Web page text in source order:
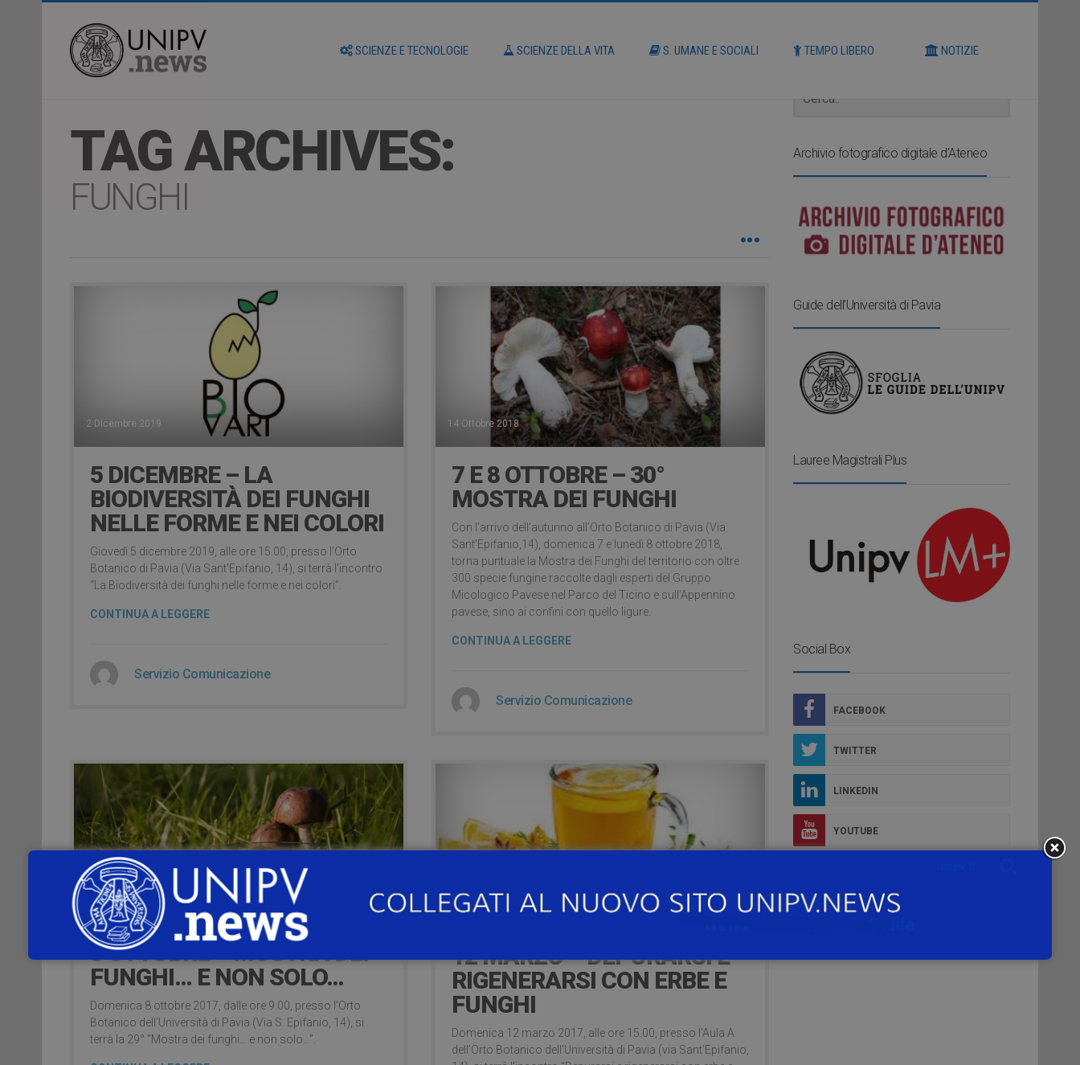
SCIENZE E TECNOLOGIE SCIENZE DELLA VITA S. UMANE E SOCIALI TEMPO LIBERO NOTIZIE
TAG ARCHIVES:
FUNGHI
2 Dicembre 2019
5 DICEMBRE – LA
BIODIVERSITÀ DEI FUNGHI
NELLE FORME E NEI COLORI
Giovedì 5 dicembre 2019, alle ore 15.00, presso l’Orto
Botanico di Pavia (Via Sant’Epifanio, 14), si terrà l’incontro
“La Biodiversità dei funghi nelle forme e nei colori”.
CONTINUA A LEGGERE
Servizio Comunicazione
14 Ottobre 2018
7 E 8 OTTOBRE – 30°
MOSTRA DEI FUNGHI
Con l’arrivo dell’autunno all’Orto Botanico di Pavia (Via
Sant’Epifanio,14), domenica 7 e lunedì 8 ottobre 2018,
torna puntuale la Mostra dei Funghi del territorio con oltre
300 specie fungine raccolte dagli esperti del Gruppo
Micologico Pavese nel Parco del Ticino e sull’Appennino
pavese, sino ai confini con quello ligure.
CONTINUA A LEGGERE
Servizio Comunicazione
5 Ottobre 2017
8 OTTOBRE – MOSTRA DEI
FUNGHI… E NON SOLO…
Domenica 8 ottobre 2017, dalle ore 9.00, presso l’Orto
Botanico dell’Università di Pavia (Via S. Epifanio, 14), si
terrà la 29° “Mostra dei funghi… e non solo…”.
9 years ago
12 MARZO – DEPURARSI E
RIGENERARSI CON ERBE E
FUNGHI
Domenica 12 marzo 2017, alle ore 15.00, presso l’Aula A
dell’Orto Botanico dell’Università di Pavia (via Sant’Epifanio,
Archivio fotografico digitale d’Ateneo
Guide dell’Università di Pavia
Lauree Magistrali Plus
Social Box
FACEBOOK
TWITTER
LINKEDIN
YOUTUBE
INSTAGRAM